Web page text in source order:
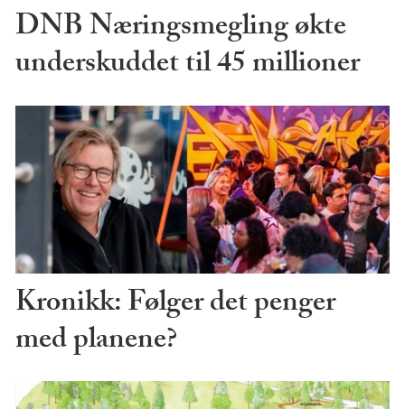
DNB Næringsmegling økte
underskuddet til 45 millioner
Kronikk: Følger det penger
med planene?